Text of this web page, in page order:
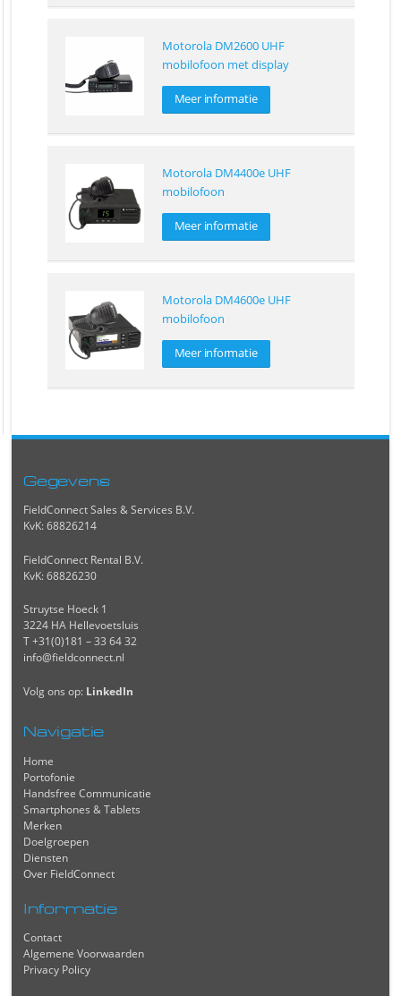
Motorola DM2600 UHF
mobilofoon met display
Meer informatie
Motorola DM4400e UHF
mobilofoon
Meer informatie
Motorola DM4600e UHF
mobilofoon
Meer informatie
Gegevens
FieldConnect Sales & Services B.V.
KvK: 68826214
FieldConnect Rental B.V.
KvK: 68826230
Struytse Hoeck 1
3224 HA Hellevoetsluis
T +31(0)181 – 33 64 32
info@fieldconnect.nl
Volg ons op: LinkedIn
Navigatie
Home
Portofonie
Handsfree Communicatie
Smartphones & Tablets
Merken
Doelgroepen
Diensten
Over FieldConnect
Informatie
Contact
Algemene Voorwaarden
Privacy Policy